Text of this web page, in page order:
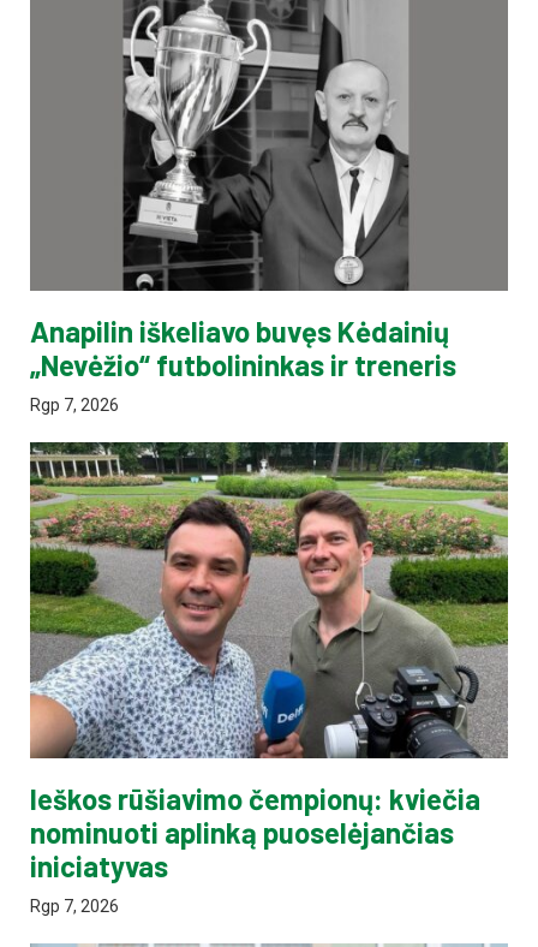
Anapilin iškeliavo buvęs Kėdainių
„Nevėžio“ futbolininkas ir treneris
Rgp 7, 2026
Ieškos rūšiavimo čempionų: kviečia
nominuoti aplinką puoselėjančias
iniciatyvas
Rgp 7, 2026